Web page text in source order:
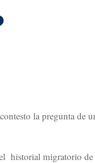
la pregunta de
historial migratorio de